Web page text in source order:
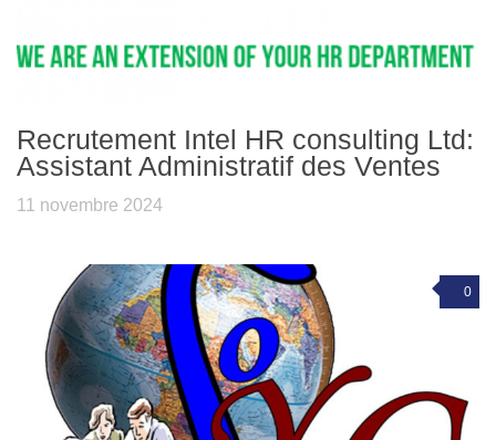
Recrutement Intel HR consulting Ltd:
Assistant Administratif des Ventes
11 novembre 2024
0